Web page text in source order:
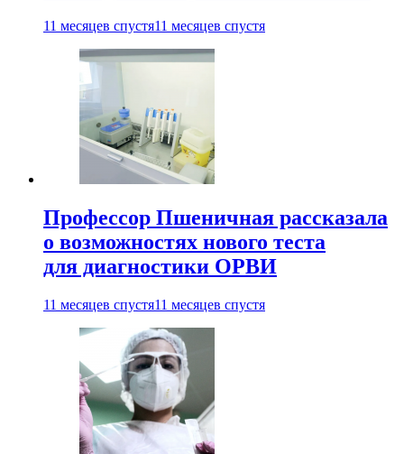
11 месяцев спустя11 месяцев спустя
Профессор Пшеничная рассказала
о возможностях нового теста
для диагностики ОРВИ
11 месяцев спустя11 месяцев спустя